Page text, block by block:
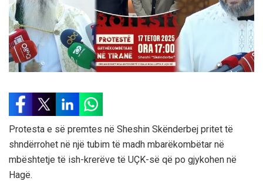
Protesta e së premtes në Sheshin Skënderbej pritet të
shndërrohet në një tubim të madh mbarëkombëtar në
mbështetje të ish-krerëve të UÇK-së që po gjykohen në
Hagë.